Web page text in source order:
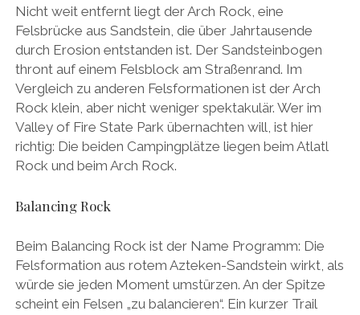
Nicht weit entfernt liegt der Arch Rock, eine
Felsbrücke aus Sandstein, die über Jahrtausende
durch Erosion entstanden ist. Der Sandsteinbogen
thront auf einem Felsblock am Straßenrand. Im
Vergleich zu anderen Felsformationen ist der Arch
Rock klein, aber nicht weniger spektakulär. Wer im
Valley of Fire State Park übernachten will, ist hier
richtig: Die beiden Campingplätze liegen beim Atlatl
Rock und beim Arch Rock.
Balancing Rock
Beim Balancing Rock ist der Name Programm: Die
Felsformation aus rotem Azteken-Sandstein wirkt, als
würde sie jeden Moment umstürzen. An der Spitze
scheint ein Felsen „zu balancieren“. Ein kurzer Trail